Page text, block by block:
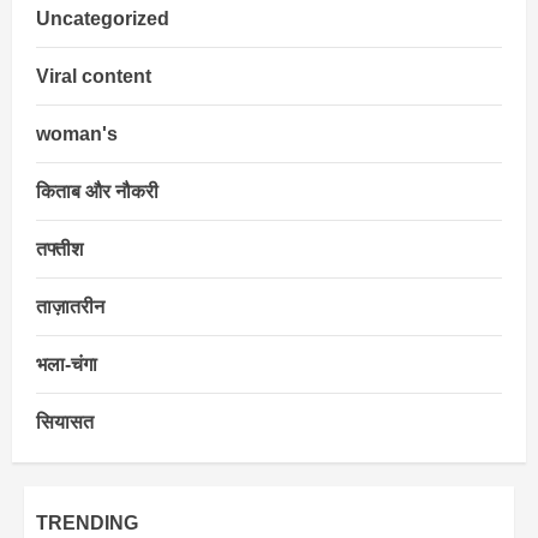
Uncategorized
Viral content
woman's
किताब और नौकरी
तफ्तीश
ताज़ातरीन
भला-चंगा
सियासत
TRENDING